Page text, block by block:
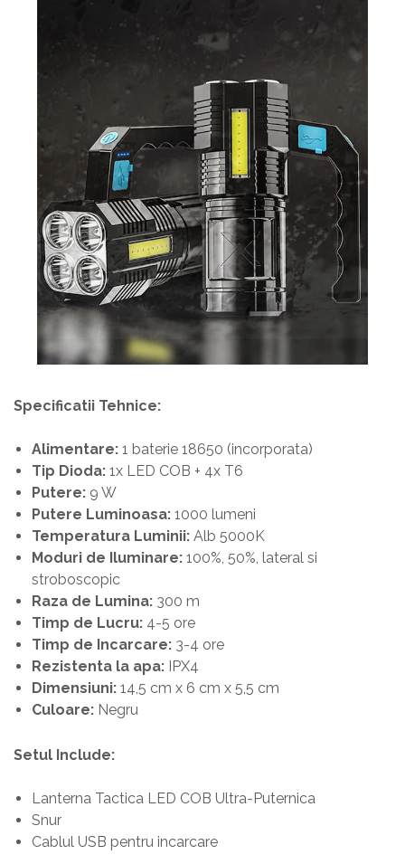
Specificatii Tehnice:
Alimentare: 1 baterie 18650 (incorporata)
Tip Dioda: 1x LED COB + 4x T6
Putere: 9 W
Putere Luminoasa: 1000 lumeni
Temperatura Luminii: Alb 5000K
Moduri de Iluminare: 100%, 50%, lateral si
stroboscopic
Raza de Lumina: 300 m
Timp de Lucru: 4-5 ore
Timp de Incarcare: 3-4 ore
Rezistenta la apa: IPX4
Dimensiuni: 14,5 cm x 6 cm x 5,5 cm
Culoare: Negru
Setul Include:
Lanterna Tactica LED COB Ultra-Puternica
Snur
Cablul USB pentru incarcare